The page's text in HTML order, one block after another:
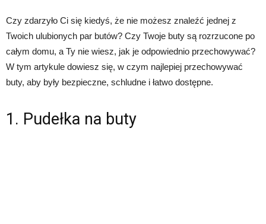
Czy zdarzyło Ci się kiedyś, że nie możesz znaleźć jednej z
Twoich ulubionych par butów? Czy Twoje buty są rozrzucone po
całym domu, a Ty nie wiesz, jak je odpowiednio przechowywać?
W tym artykule dowiesz się, w czym najlepiej przechowywać
buty, aby były bezpieczne, schludne i łatwo dostępne.
1. Pudełka na buty